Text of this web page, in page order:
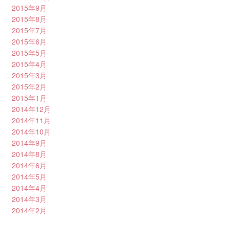
2015年9月
2015年8月
2015年7月
2015年6月
2015年5月
2015年4月
2015年3月
2015年2月
2015年1月
2014年12月
2014年11月
2014年10月
2014年9月
2014年8月
2014年6月
2014年5月
2014年4月
2014年3月
2014年2月